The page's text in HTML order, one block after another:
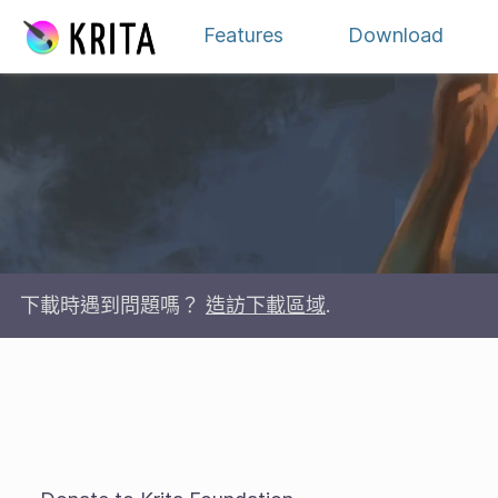
Features
Download
下載時遇到問題嗎？ 造訪下載區域.